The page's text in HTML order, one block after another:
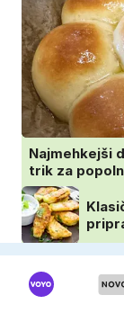
Najmehkejši
trik za